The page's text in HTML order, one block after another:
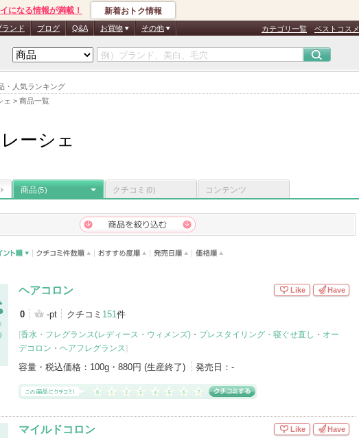
・人気ランキング
ェ > 商品一覧
になる情報が満載！ 新着おトク情報
ランド ブログ Q&A お買物 その他 カテゴリ一覧 ベストコスメ
ーシェ
商品(5) クチコミ (0) コンテンツ
ヘアコロン
0 -pt クチコミ 151件
[香水・フレグランス(レディース・ウィメンズ) ・ プレスタイリング・寝ぐせ直し ・ オー
デコロン ・ ヘアフレグランス]
容量・税込価格： 100g・880円 (生産終了) 発売日： -
Like Have
マイルドコロン Like Have